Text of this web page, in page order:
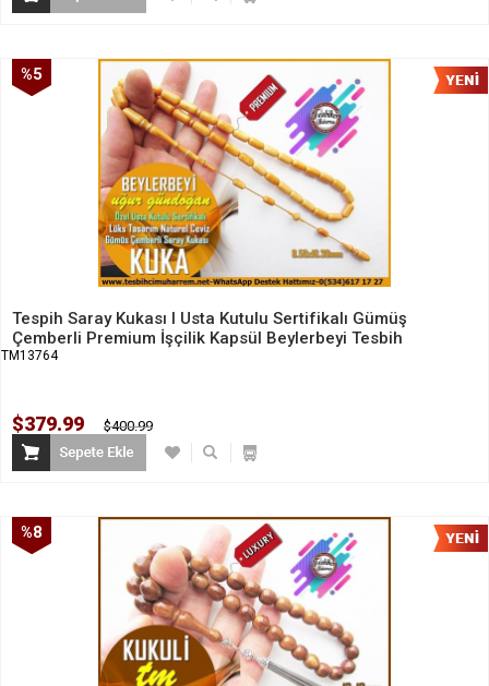
Tespih Saray Kukası l Usta Kutulu Sertifikalı Gümüş
Çemberli Premium İşçilik Kapsül Beylerbeyi Tesbih
TM13764
$379.99 $400.99
%5
%8